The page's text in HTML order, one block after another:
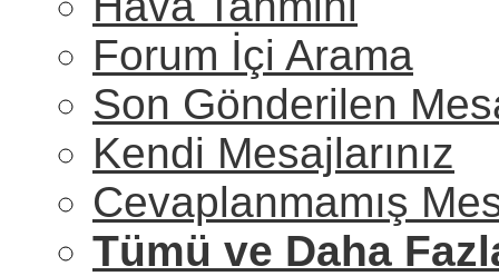
Forum İçi Arama
Son Gönderilen
Kendi Mesajlarınız
Cevaplanmamış
Tümü ve Daha